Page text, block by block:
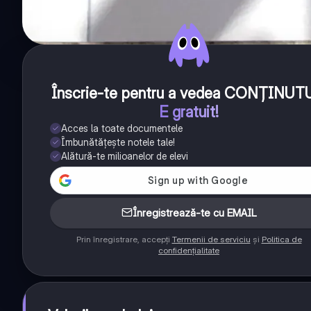
Înscrie-te pentru a vedea
E gratuit!
Acces la toate documentele
Îmbunătățește notele tale!
Alătură-te milioanelor de elevi
Înregistrează-te cu EMAIL
Prin înregistrare, accepți Termenii de serviciu și Politica de
confidențialitate